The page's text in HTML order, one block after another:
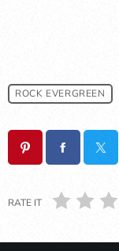
ROCK EVERGREEN
RATE IT